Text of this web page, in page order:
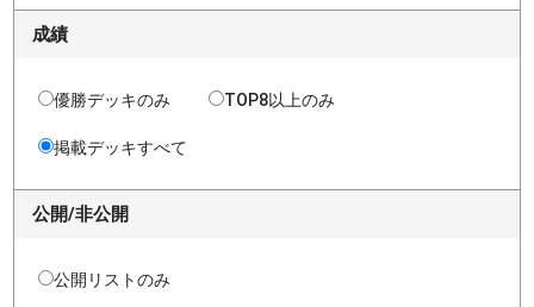
成績
優勝デッキのみ TOP8以上のみ
掲載デッキすべて
公開/非公開
公開リストのみ